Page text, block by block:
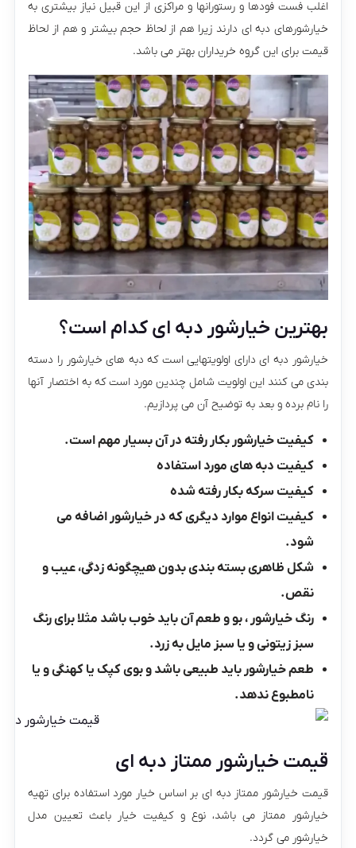
اغلب فست فودها و رستورانها و مراکزی از این قبیل نیاز بیشتری به
خیارشورهای دبه ای دارند زیرا هم از لحاظ حجم بیشتر و هم از لحاظ
قیمت برای این گروه خریداران بهتر می باشد.
بهترین خیارشور دبه ای کدام است؟
خیارشور دبه ای دارای اولویتهایی است که دبه های خیارشور را دسته
بندی می کنند این اولویت شامل چندین مورد است که به اختصار آنها
را نام برده و بعد به توضیح آن می پردازیم.
کیفیت خیارشور بکار رفته در آن بسیار مهم است.
کیفیت دبه های مورد استفاده
کیفیت سرکه بکار رفته شده
کیفیت انواع موارد دیگری که در خیارشور اضافه می
شود.
شکل ظاهری بسته بندی بدون هیچگونه زدگی، عیب و
نقص.
رنگ خیارشور ، بو و طعم آن باید خوب باشد مثلا برای رنگ
سبز زیتونی و یا سبز مایل به زرد.
طعم خیارشور باید طبیعی باشد و بوی کپک یا کهنگی و یا
نامطبوع ندهد.
قیمت خیارشور ممتاز دبه ای
قیمت خیارشور ممتاز دبه ای بر اساس خیار مورد استفاده برای تهیه
خیارشور ممتاز می باشد، نوع و کیفیت خیار باعث تعیین مدل
خیارشور می گردد.